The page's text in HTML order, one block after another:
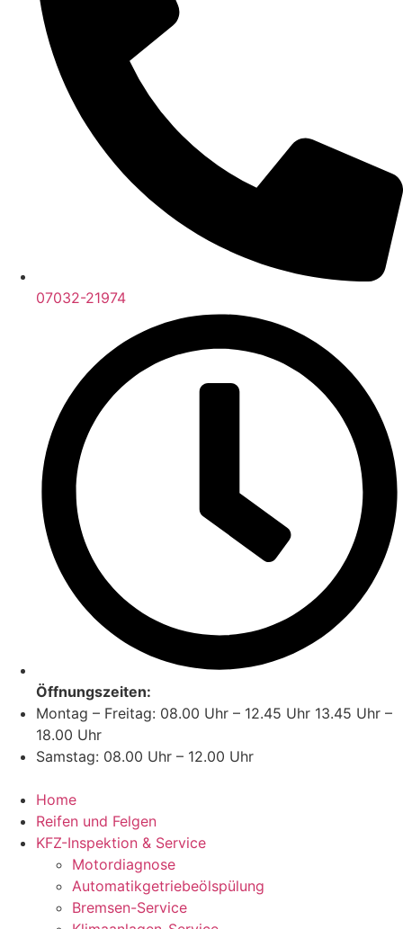
07032-21974
Öffnungszeiten:
Montag – Freitag: 08.00 Uhr – 12.45 Uhr 13.45 Uhr –
18.00 Uhr
Samstag: 08.00 Uhr – 12.00 Uhr
Home
Reifen und Felgen
KFZ-Inspektion & Service
Motordiagnose
Automatikgetriebeölspülung
Bremsen-Service